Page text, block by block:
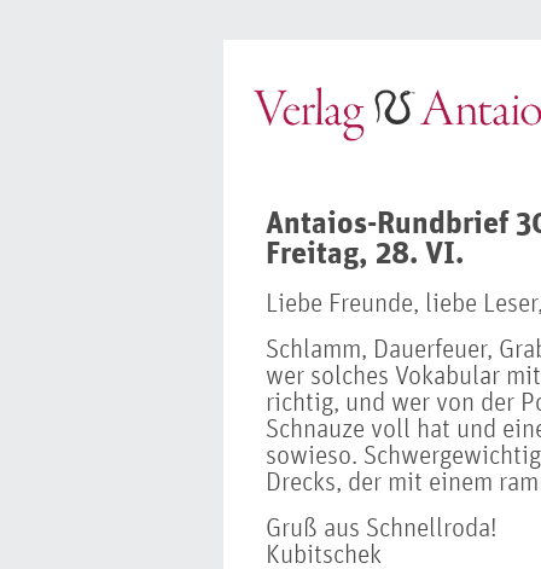
Antaios-Rundbrief
Freitag, 28. VI.
Liebe Freunde, liebe
Schlamm, Dauerfeuer,
wer solches Vokabular
richtig, und wer von der
Schnauze voll hat und
sowieso.
Drecks, der mit einem
Gruß aus Schnellroda!
Kubitschek